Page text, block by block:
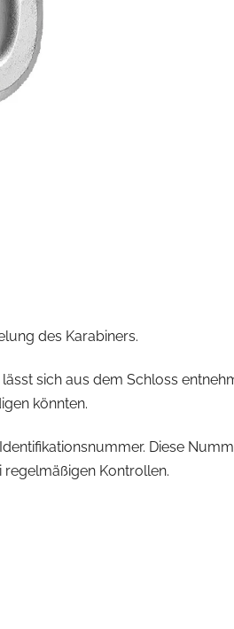
des Karabiners.
sich aus dem Schloss
könnten.
Diese
Kontrollen.